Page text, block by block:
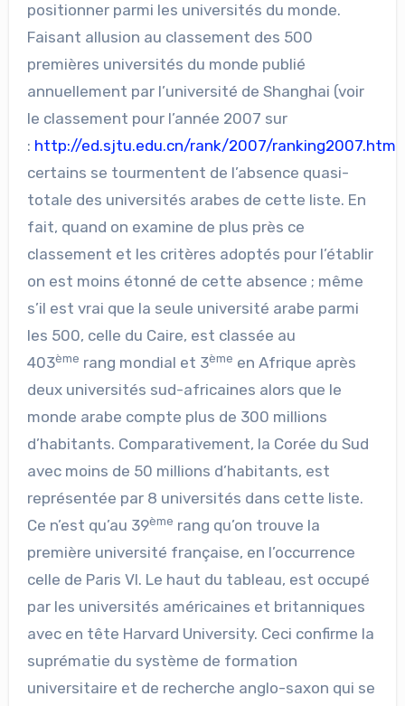
positionner parmi les universités du monde.
Faisant allusion au classement des 500
premières universités du monde publié
annuellement par l’université de Shanghai (voir
le classement pour l’année 2007 sur
: http://ed.sjtu.edu.cn/rank/2007/ranking2007.htm
certains se tourmentent de l’absence quasi-
totale des universités arabes de cette liste. En
fait, quand on examine de plus près ce
classement et les critères adoptés pour l’établir
on est moins étonné de cette absence ; même
s’il est vrai que la seule université arabe parmi
les 500, celle du Caire, est classée au
403ème rang mondial et 3ème en Afrique après
deux universités sud-africaines alors que le
monde arabe compte plus de 300 millions
d’habitants. Comparativement, la Corée du Sud
avec moins de 50 millions d’habitants, est
représentée par 8 universités dans cette liste.
Ce n’est qu’au 39ème rang qu’on trouve la
première université française, en l’occurrence
celle de Paris VI. Le haut du tableau, est occupé
par les universités américaines et britanniques
avec en tête Harvard University. Ceci confirme la
suprématie du système de formation
universitaire et de recherche anglo-saxon qui se